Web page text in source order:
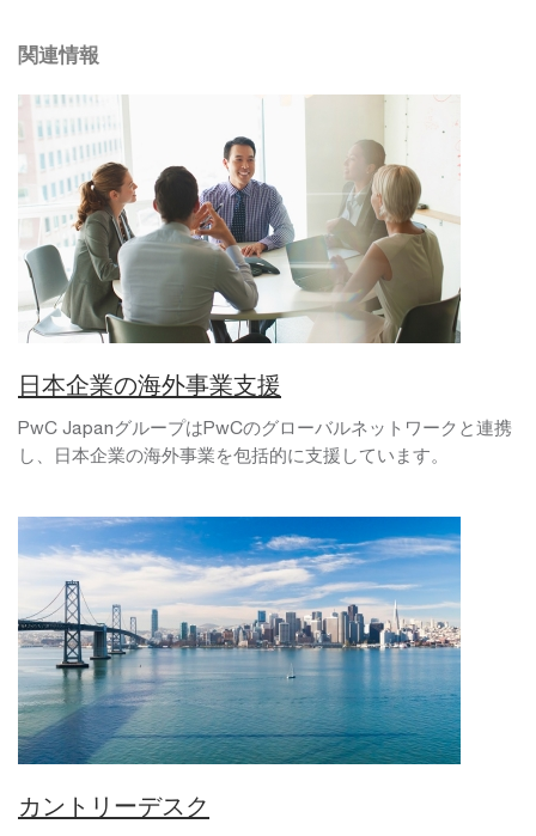
関連情報
日本企業の海外事業支援
PwC JapanグループはPwCのグローバルネットワークと連携
し、日本企業の海外事業を包括的に支援しています。
カントリーデスク